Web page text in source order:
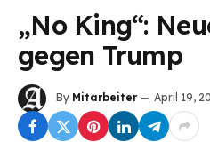
„No King“:
gegen Trump
By Mitarbeiter April 19,